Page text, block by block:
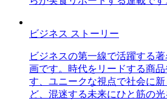
ビジネス ストーリー
ビジネスの第一線で活躍する
画です。時代をリードする商
す、ユニークな視点で社会に
ど、混迷する未来にひと筋の